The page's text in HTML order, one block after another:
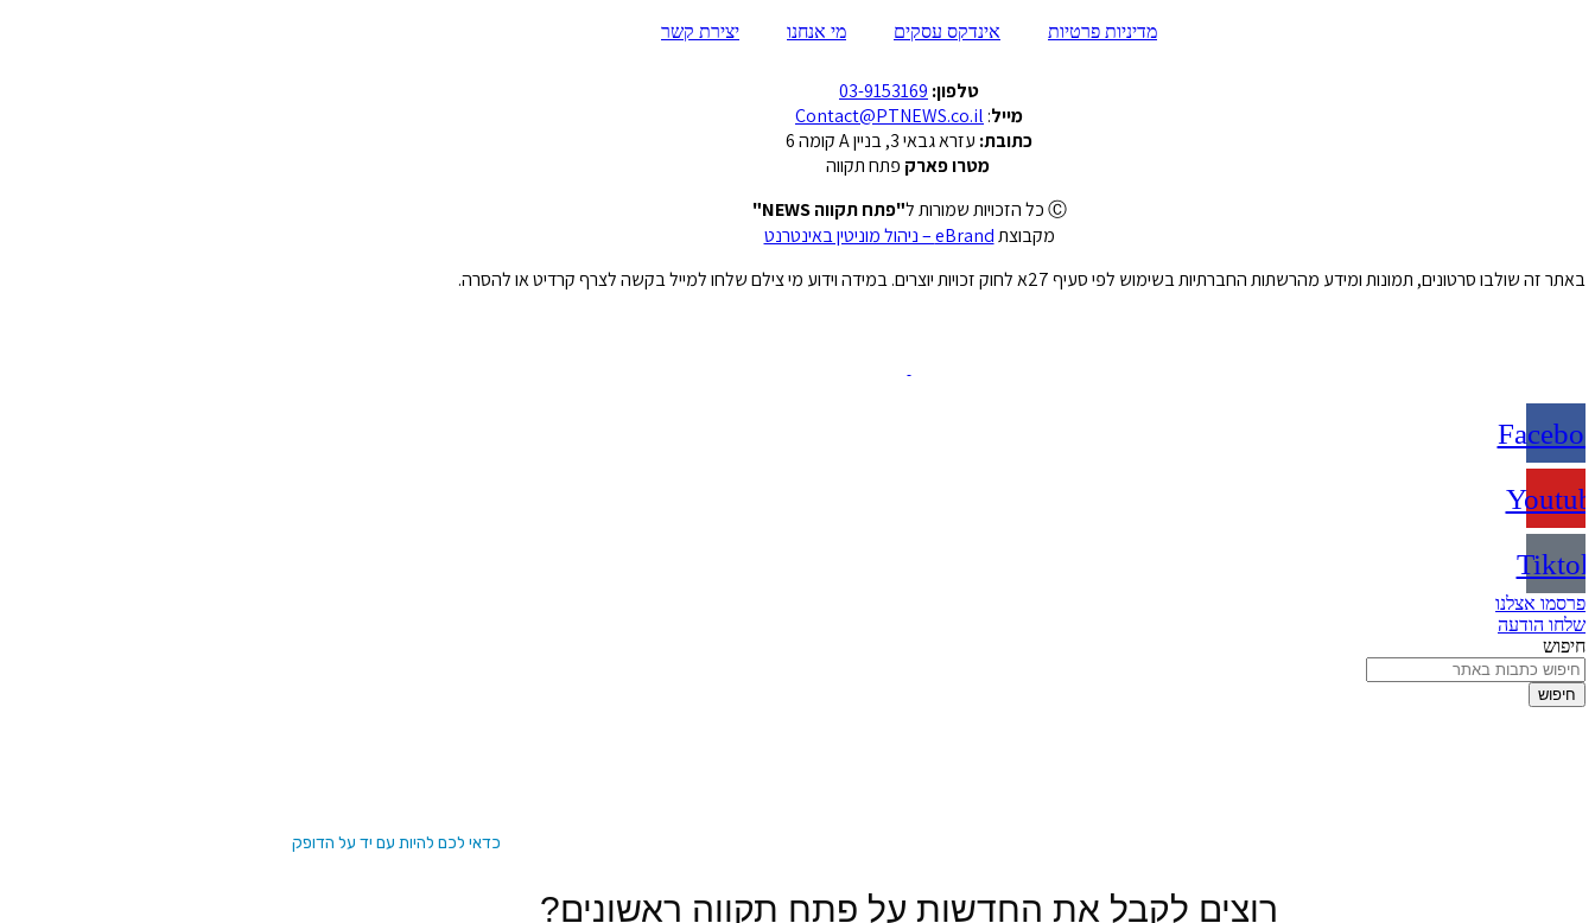
מדיניות פרטיות אינדקס עסקים מי אנחנו יצירת קשר
טלפון: 03-9153169
מייל:
Contact@PTNEWS.co.il
כתובת: עזרא גבאי 3, בניין A קומה 6
מטרו פארק פתח תקווה
Ⓒ כל הזכויות שמורות ל
"פתח תקווה NEWS"
מקבוצתeBrand – ניהול מוניטין באינטרנט
באתר זה שולבו סרטונים, תמונות ומידע מהרשתות החברתיות בשימוש לפי סעיף 27א לחוק זכויות יוצרים. במידה וידוע מי צילם שלחו למייל בקשה לצרף קרדיט או להסרה.
Tiktok
פרסמו אצלנו
שלחו הודעה
חיפוש
חיפוש
כדאי לכם להיות עם יד על הדופק
רוצים לקבל את החדשות על פתח תקווה ראשונים?